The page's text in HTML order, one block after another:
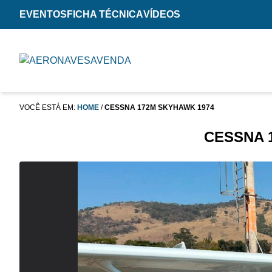
EVENTOS FICHA TÉCNICAVÍDEOS
VOCÊ ESTÁ EM: HOME /CESSNA 172M SKYHAWK 1974
CESSNA